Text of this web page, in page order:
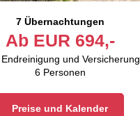
7 Übernachtungen
Ab EUR 694,-
und Versicherung
6 Personen
Preise und Kalender